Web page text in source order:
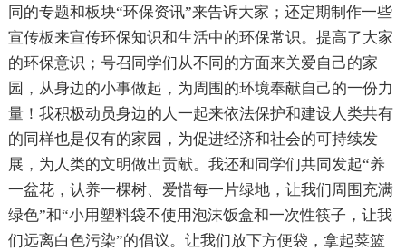
同的专题和板块“环保资讯”来告诉大家；还定期制作一些
宣传板来宣传环保知识和生活中的环保常识。提高了大家
的环保意识；号召同学们从不同的方面来关爱自己的家
园，从身边的小事做起，为周围的环境奉献自己的一份力
量！我积极动员身边的人一起来依法保护和建设人类共有
的同样也是仅有的家园，为促进经济和社会的可持续发
展，为人类的文明做出贡献。我还和同学们共同发起“养
一盆花，认养一棵树、爱惜每一片绿地，让我们周围充满
绿色”和“小用塑料袋不使用泡沫饭盒和一次性筷子，让我
们远离白色污染”的倡议。让我们放下方便袋，拿起菜篮